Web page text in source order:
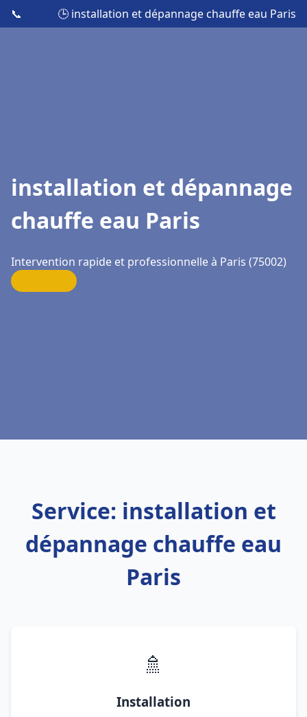
📞 🕒 installation et dépannage chauffe eau Paris
installation et dépannage
chauffe eau Paris
Intervention rapide et professionnelle à Paris (75002)
Service: installation et
dépannage chauffe eau
Paris
🚿
Installation